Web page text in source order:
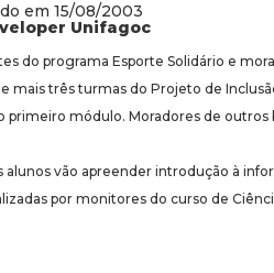
em 15/08/2003
Unifagoc
do programa Esporte Solidário e
mais três turmas do Projeto de
primeiro módulo. Moradores de outros
alunos vão apreender introdução à
por monitores do curso de